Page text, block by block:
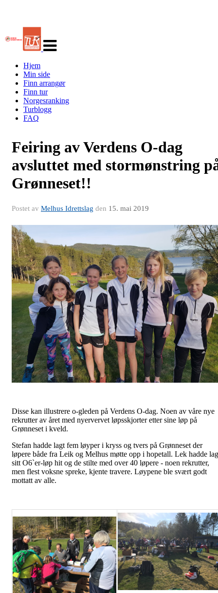
navigasjon
Hjem
Min side
Finn arrangør
Finn tur
Norgesranking
Turblogg
FAQ
Feiring av Verdens O-dag
avsluttet med stormønstring
Grønneset!!
Postet av Melhus Idrettslag den 15. mai 2019
Disse kan illustrere o-gleden på Verdens O-dag. Noen av våre nye
rekrutter av året med nyervervet løpsskjorter etter sine løp på
Grønneset i kveld.
Stefan hadde lagt fem løyper i kryss og tvers på Grønneset der
løpere både fra Leik og Melhus møtte opp i hopetall. Lek hadde
sitt O6`er-løp hit og de stilte med over 40 løpere - noen rekrutter,
men flest voksne spreke, kjente travere. Løypene ble svært godt
mottatt av alle.